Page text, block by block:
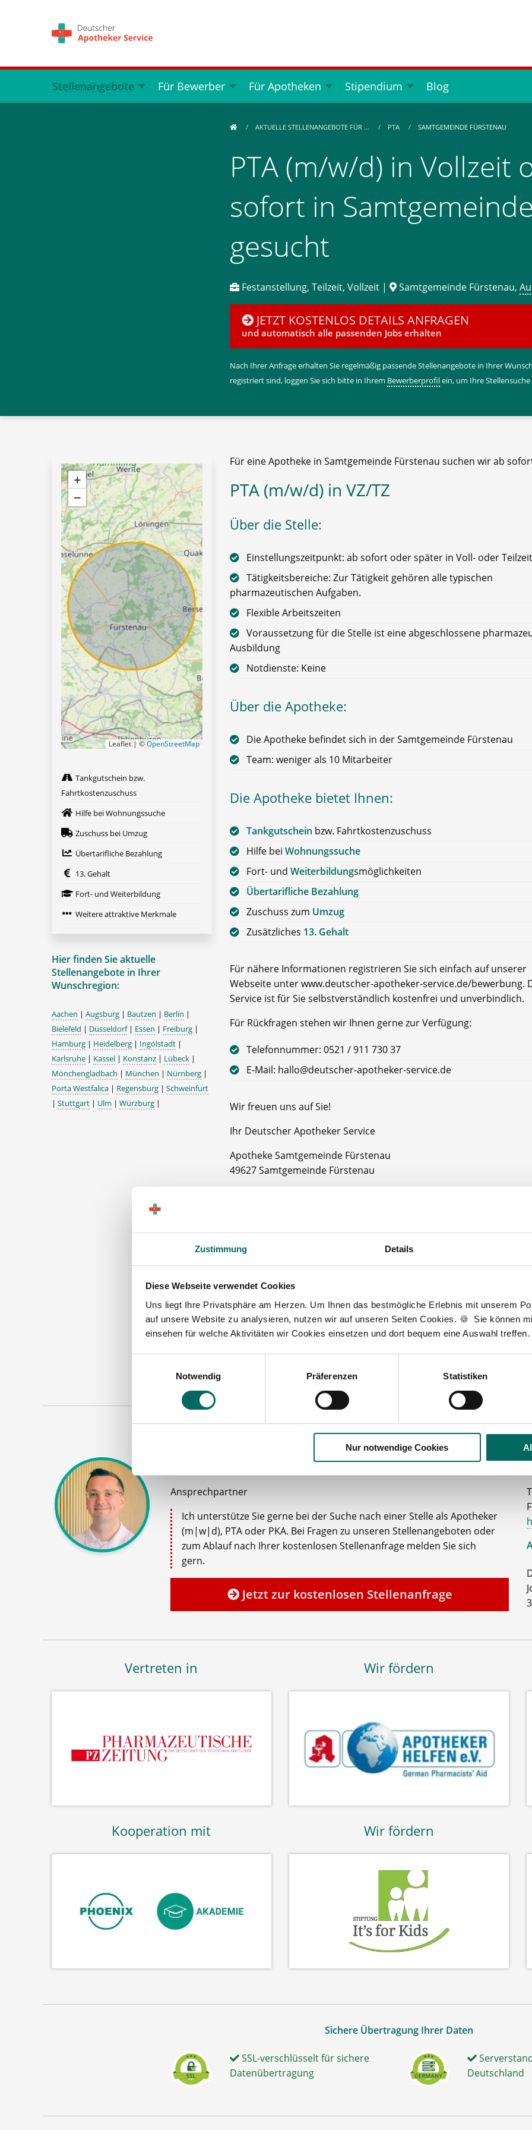
Zustimmung Details
Diese Webseite verwendet Cookies
Uns liegt Ihre Privatsphäre am Herzen. Um Ihnen das bestmögliche Erlebnis mit unserem
auf unsere Website zu analysieren, nutzen wir auf unseren Seiten Cookies. 🍪 Sie können
einsehen für welche Aktivitäten wir Cookies einsetzen und dort bequem eine Auswahl treffen.
Notwendig
Präferenzen Statistiken
Nur notwendige Cookies
Stellenangebote Für Bewerber Für Apotheken Stipendium Blog
AKTUELLE STELLENANGEBOTE FÜR … PTA SAMTGEMEINDE FÜRSTENAU
PTA (m/w/d) in Vollzeit
sofort in
gesucht
Festanstellung, Teilzeit, Vollzeit | Samtgemeinde Fürstenau,
JETZT KOSTENLOS DETAILS ANFRAGEN
und automatisch alle passenden Jobs erhalten
Nach Ihrer Anfrage erhalten Sie regelmäßig passende Stellenangebote in Ihrer
registriert sind, loggen Sie sich bitte in Ihrem Bewerberprofilein, um Ihre
Für eine Apotheke in Samtgemeinde Fürstenau suchen wir ab
PTA (m/w/d) in VZ/TZ
Über die Stelle:
Einstellungszeitpunkt: ab sofort oder später in Voll- oder Teilzeit
Tätigkeitsbereiche: Zur Tätigkeit gehören alle typischen
pharmazeutischen Aufgaben.
Flexible Arbeitszeiten
Voraussetzung für die Stelle ist eine abgeschlossene
Ausbildung
Notdienste: Keine
Über die Apotheke:
Die Apotheke befindet sich in der Samtgemeinde Fürstenau
Team: weniger als 10 Mitarbeiter
Die Apotheke bietet Ihnen:
Tankgutschein bzw. Fahrtkostenzuschuss
Hilfe bei Wohnungssuche
Fort- und Weiterbildungsmöglichkeiten
Übertarifliche Bezahlung
Zuschuss zum Umzug
Zusätzliches 13. Gehalt
Für nähere Informationen registrieren Sie sich einfach auf unserer
Webseite unter www.deutscher-apotheker-service.de/bewerbung.
Service ist für Sie selbstverständlich kostenfrei und unverbindlich.
Für Rückfragen stehen wir Ihnen gerne zur Verfügung:
Telefonnummer: 0521 / 911 730 37
E-Mail: hallo@deutscher-apotheker-service.de
Wir freuen uns auf Sie!
Ihr Deutscher Apotheker Service
Apotheke Samtgemeinde Fürstenau
49627 Samtgemeinde Fürstenau
Jetzt kostenlos Details anfragen
Momentan interessieren sich4 BesucherfürStellenangebote alsPTA.
PTA
+
−
Leaflet | ©OpenStreetMap
Tankgutschein bzw.
Fahrtkostenzuschuss
Hilfe bei Wohnungssuche
Zuschuss bei Umzug
Übertarifliche Bezahlung
13. Gehalt
Fort- und Weiterbildung
Weitere attraktive Merkmale
Hier finden Sie aktuelle
Stellenangebote in Ihrer
Wunschregion:
Aachen | Augsburg | Bautzen | Berlin |
Bielefeld | Düsseldorf| Essen | Freiburg |
Hamburg | Heidelberg | Ingolstadt |
Karlsruhe | Kassel | Konstanz | Lübeck |
Mönchengladbach | München | Nürnberg |
Porta Westfalica | Regensburg | Schweinfurt
| Stuttgart | Ulm | Würzburg |
Ihr persönlicher Betreuer
Ansprechpartner
Ich unterstütze Sie gerne bei der Suche nach einer Stelle als Apotheker
(m|w|d), PTA oder PKA. Bei Fragen zu unseren Stellenangeboten oder
zum Ablauf nach Ihrer kostenlosen Stellenanfrage melden Sie sich
gern.
Jetzt zur kostenlosen Stellenanfrage
Vertreten in Wir fördern
Kooperation mit Wir fördern
Sichere Übertragung Ihrer Daten
SSL-verschlüsselt für sichere
Datenübertragung
Deutschland